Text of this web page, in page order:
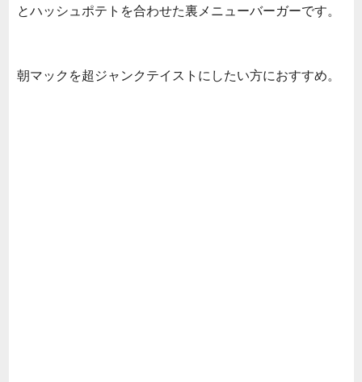
とハッシュポテトを合わせた裏メニューバーガーです。
朝マックを超ジャンクテイストにしたい方におすすめ。